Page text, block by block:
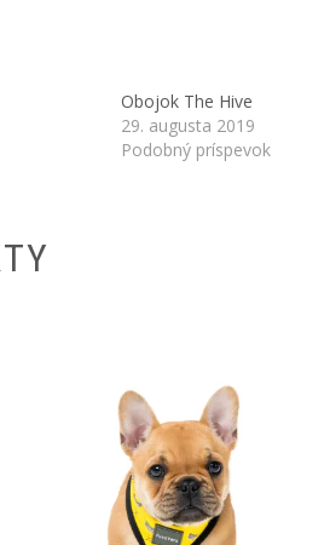
Obojok The Hive
29. augusta 2019
Podobný príspevok